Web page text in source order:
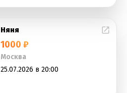
Няня
1000 ₽
Москва
25.07.2026 в 20:00